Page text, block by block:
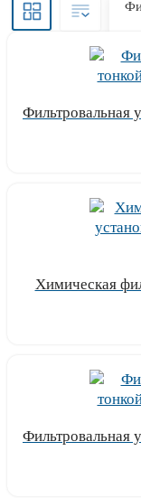
Фильтровальная
Химическая
Фильтровальная